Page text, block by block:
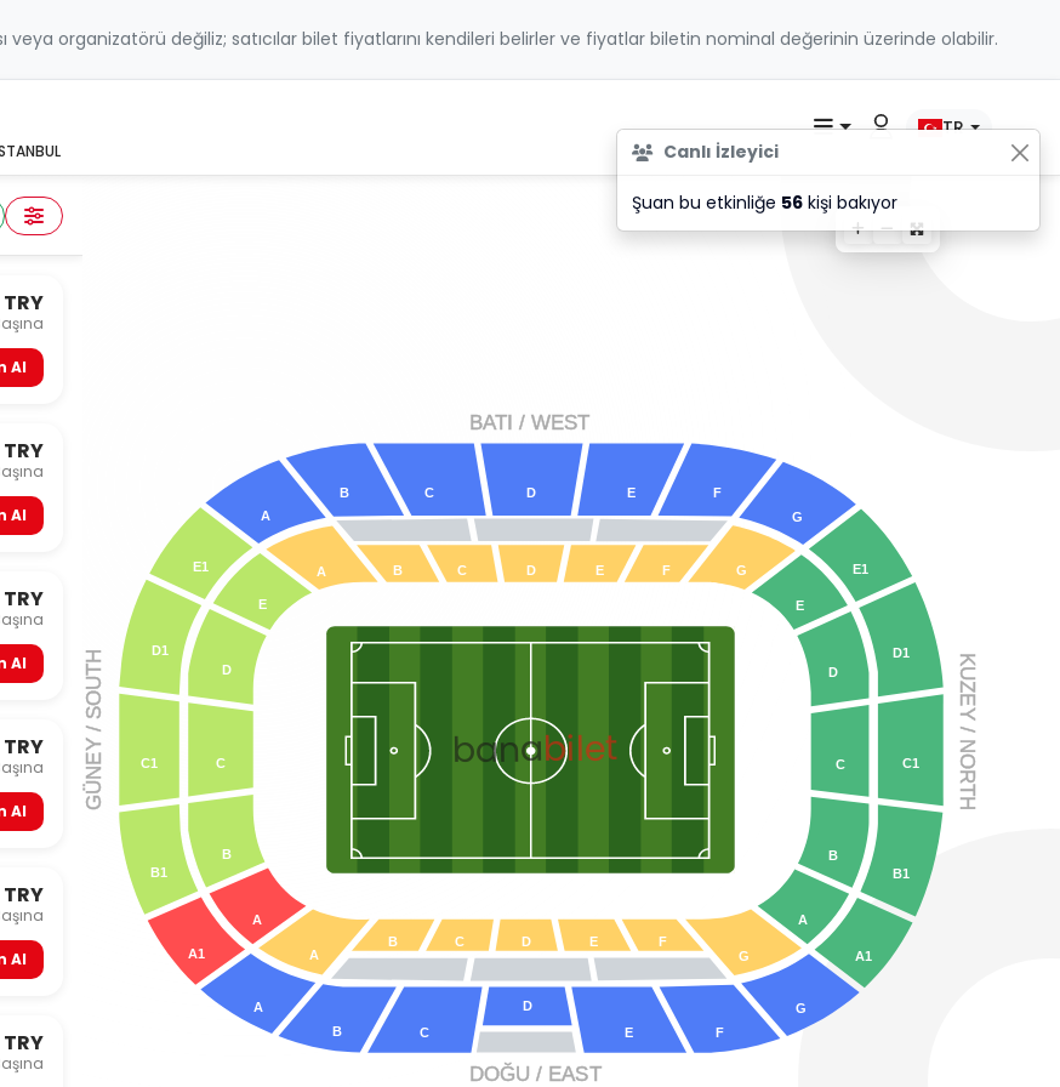
veya organizatörü değiliz; satıcılar bilet fiyatlarını kendileri belirler ve fiyatlar biletin nominal değerinin üzerinde olabilir.
TR
Al
Al
Al
Al
Al
BATI / WEST
DOĞU / EAST
GÜNE
Y
/ SOUTH KUZE
Y
/ NO
R
TH
banabilet
A
B C D E
F
G
A
B
C
D
E F
G
A B C D E F G
A
B C D E F
G
A
B
C
D
E
A1
B1
C1
D1
E1
A
A1
B
C
D
E
B1
C1
D1
E1
Canlı İzleyici
Şuan bu etkinliğe 56 kişi bakıyor